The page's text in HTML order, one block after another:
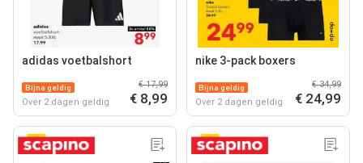
adidas voetbalshort
Bijna geldig
Over 2 dagen geldig
€ 17,99
€ 8,99
nike 3-pack boxers
Bijna geldig
Over 2 dagen geldig
€ 34,99
€ 24,99